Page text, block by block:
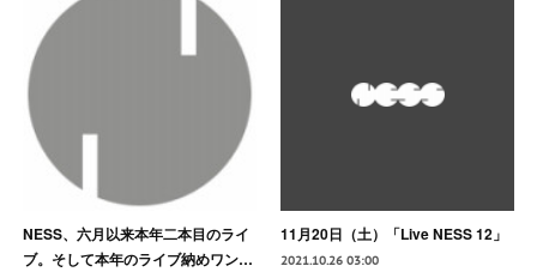
NESS、六月以来本年二本目のライ
ブ。そして本年のライブ納めワン…
11月20日（土）「Live NESS 12」
2021.10.26 03:00